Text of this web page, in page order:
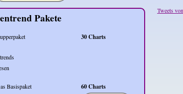
Pakete
30 Charts
Basispaket 60 Charts
Tweets